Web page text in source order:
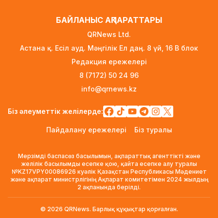
экологиялық талап қойды
Жүлде қоры 10,5 миллион теңге: Алматыда
суретшілер арасында ірі өнер бәйгесі
мемлекеттік білім гранттары иегерлерінің
2 күн бұрын
Ауылға көшетін IT-мамандар мен
архивистерге 10,8 млн теңгеге дейін тұрғын
үй несиесі берілуі мүмкін
Футболдан Қазақстан құрамасына жаңа бас
БАЙЛАНЫС АҚПАРАТТАРЫ
QRNews Ltd.
Астана қ. Есіл ауд. Мәңгілік Ел даң. 8 үй, 16 B блок
Редакция ережелері
8 (7172) 50 24 96
info@qrnews.kz
Біз әлеуметтік желілерде:
Пайдалану ережелері Біз туралы
Мерзімді баспасөз басылымын, ақпараттық агенттікті және
желілік басылымды есепке қою, қайта есепке алу туралы
№KZ17VPY00086926 куәлік Қазақстан Республикасы Мәдениет
және ақпарат министрлігінің Ақпарат комитетімен 2024 жылдың
2 ақпанында берілді.
© 2026 QRNews. Барлық құқықтар қорғалған.